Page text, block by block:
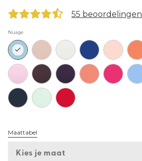
55 beoordelingen
Nuage
Maattabel
Kies je maat